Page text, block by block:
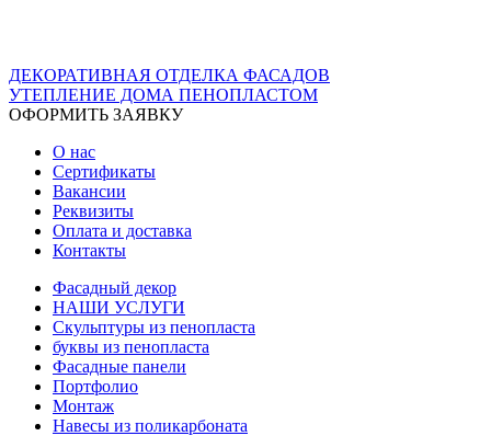
ДЕКОРАТИВНАЯ ОТДЕЛКА ФАСАДОВ
УТЕПЛЕНИЕ ДОМА ПЕНОПЛАСТОМ
ОФОРМИТЬ ЗАЯВКУ
О нас
Сертификаты
Вакансии
Реквизиты
Оплата и доставка
Контакты
Фасадный декор
НАШИ УСЛУГИ
Скульптуры из пенопласта
буквы из пенопласта
Фасадные панели
Портфолио
Монтаж
Навесы из поликарбоната